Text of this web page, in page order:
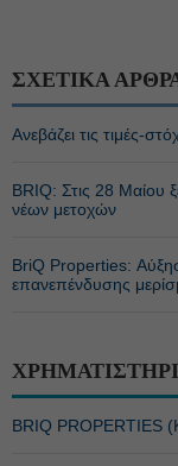
ΣΧΕΤΙΚΑ
Ανεβάζει τις τιμές-
BRIQ: Στις 28 Μαίου
νέων μετοχών
BriQ Properties:
επανεπένδυσης
BRIQ PROPERTIES